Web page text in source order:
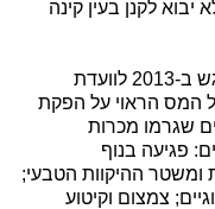
לקנן בעין קינה
דו"ח של המשרד להגנת הסביבה, שהוגש ב-2013 לוועדת
המס הראוי על הפקת
שגרמו מכרות
פגיעה בנוף
ומשטר ההיקוות הטבעי;
צמצום וקיטוע